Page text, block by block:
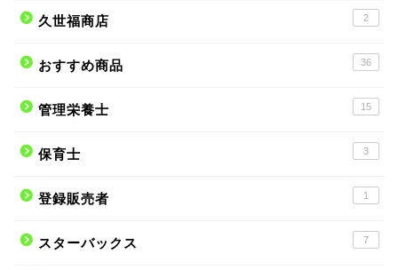
久世福商店 2
おすすめ商品 36
管理栄養士 15
保育士 3
登録販売者 1
スターバックス 7